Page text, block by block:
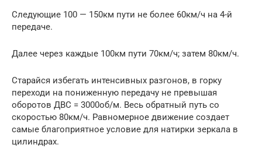
Следующие 100 — 150км пути не более 60км/ч на 4-й
передаче.
Далее через каждые 100км пути 70км/ч; затем 80км/ч.
Старайся избегать интенсивных разгонов, в горку
переходи на пониженную передачу не превышая
оборотов ДВС = 3000об/м. Весь обратный путь со
скоростью 80км/ч. Равномерное движение создает
самые благоприятное условие для натирки зеркала в
цилиндрах.